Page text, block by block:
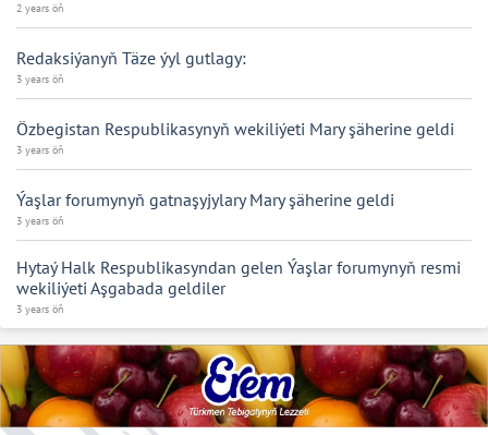
2 years öň
Redaksiýanyň Täze ýyl gutlagy:
3 years öň
Özbegistan Respublikasynyň wekiliýeti Mary şäherine geldi
3 years öň
Ýaşlar forumynyň gatnaşyjylary Mary şäherine geldi
3 years öň
Hytaý Halk Respublikasyndan gelen Ýaşlar forumynyň resmi
wekiliýeti Aşgabada geldiler
3 years öň